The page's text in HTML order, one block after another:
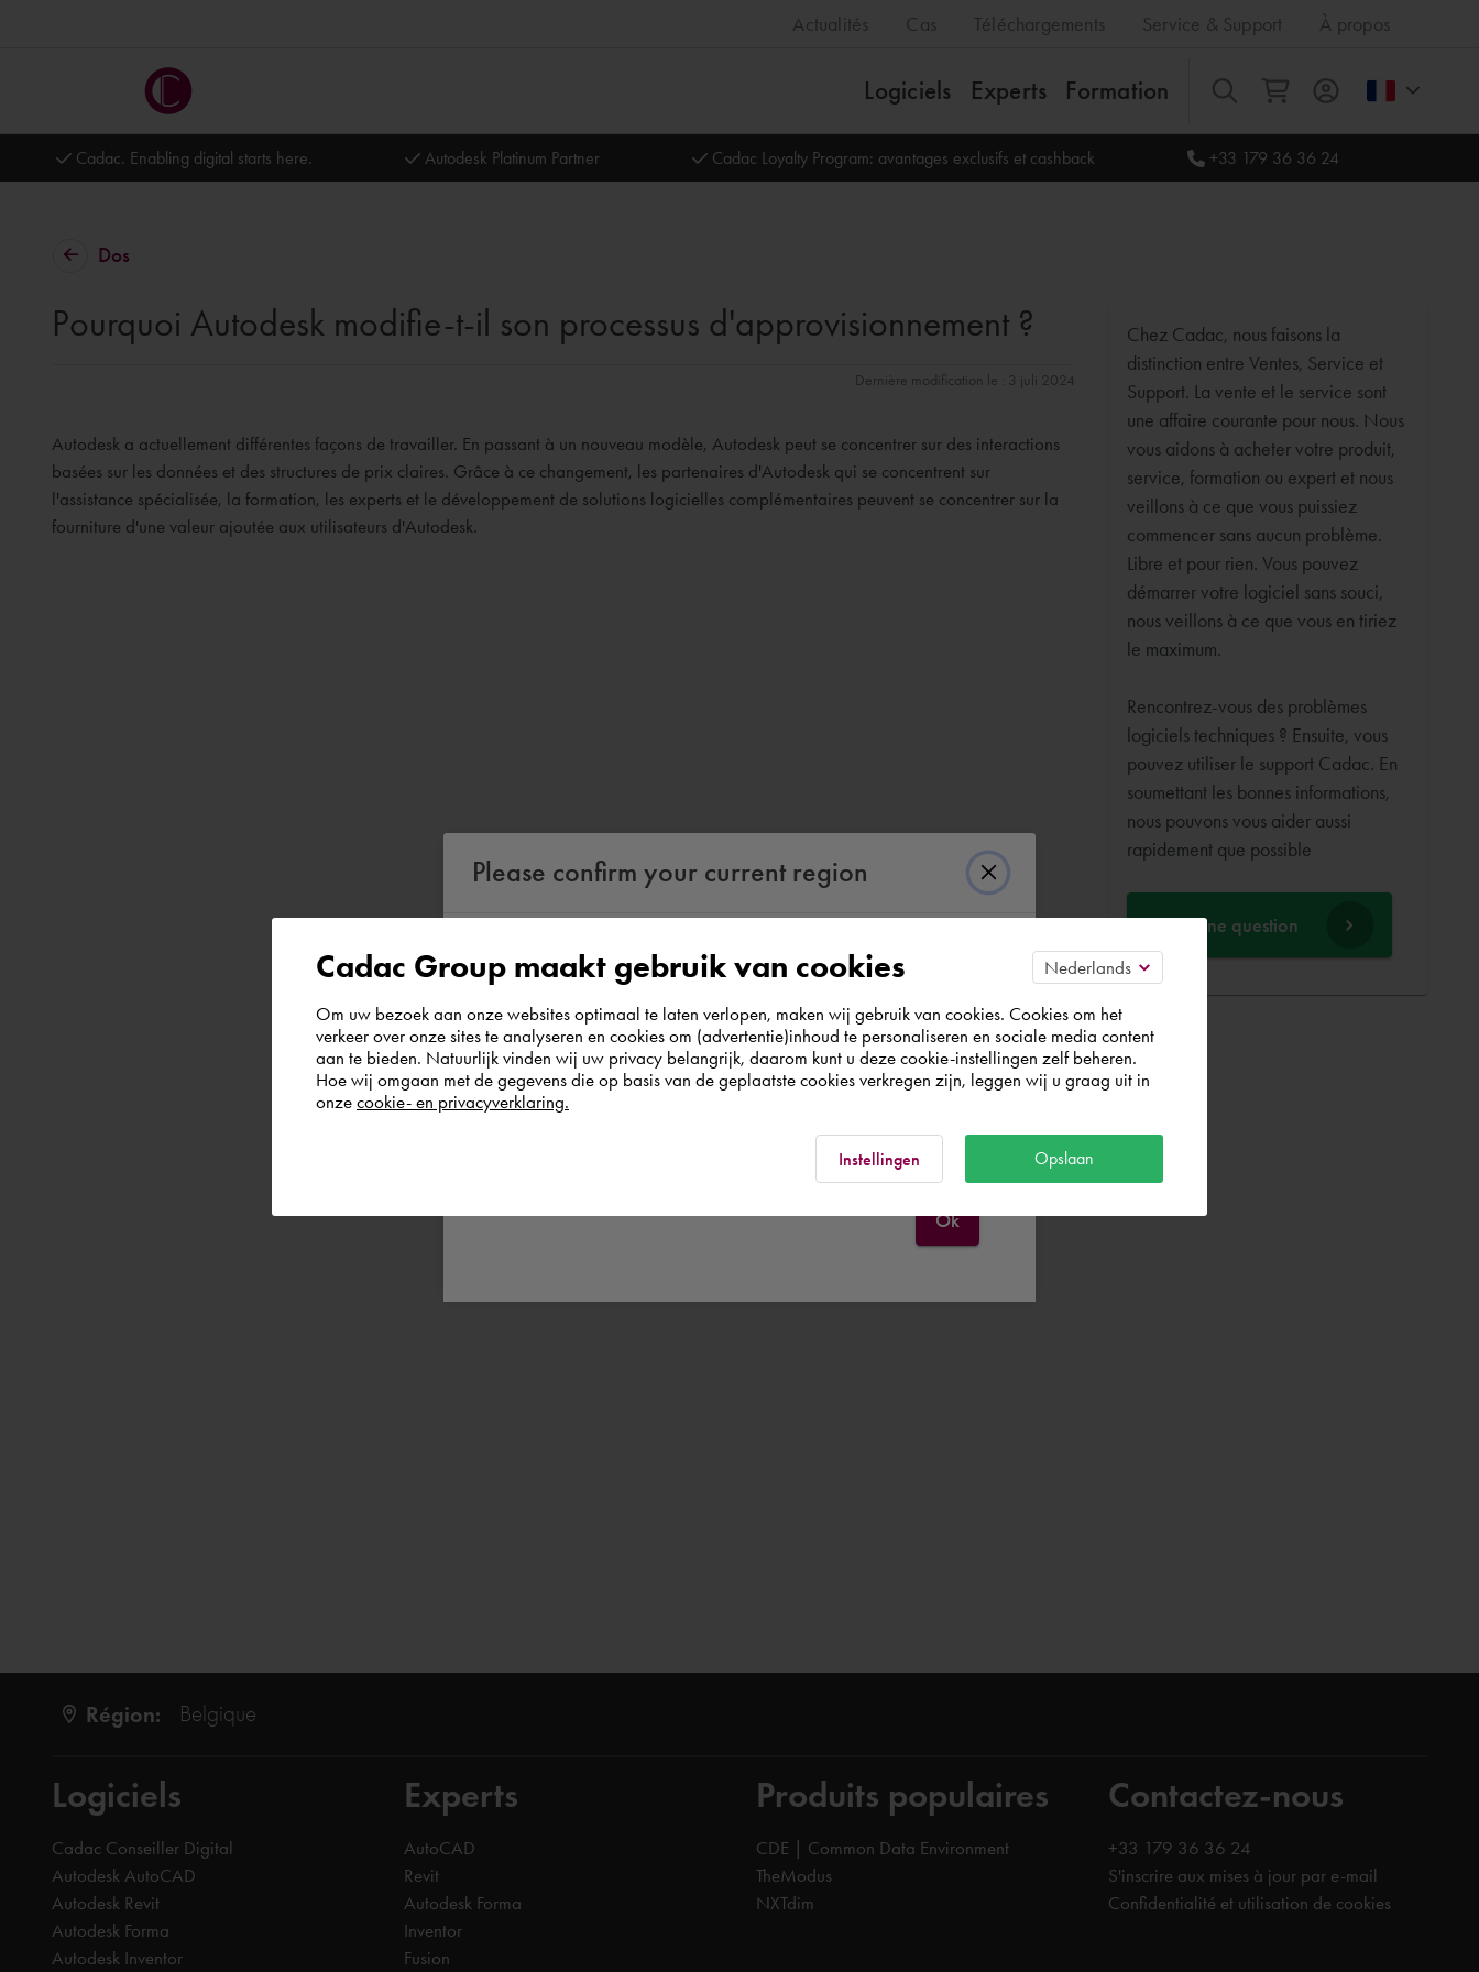
Actualités Cas Téléchargements Service & Support À propos
Logiciels Experts Formation Tout
Cadac. Enabling digital starts here. Autodesk Platinum Partner Cadac Loyalty Program: avantages exclusifs et cashback +33 179 36 36 24
Dos
Pourquoi Autodesk modifie-t-il son processus d'approvisionnement ?
Dernière modification le : 3 juli 2024
Autodesk a actuellement différentes façons de travailler. En passant à un nouveau modèle, Autodesk peut se concentrer sur des interactions
basées sur les données et des structures de prix claires. Grâce à ce changement, les partenaires d'Autodesk qui se concentrent sur
l'assistance spécialisée, la formation, les experts et le développement de solutions logicielles complémentaires peuvent se concentrer sur la
fourniture d'une valeur ajoutée aux utilisateurs d'Autodesk.
Chez Cadac, nous faisons la
distinction entre Ventes, Service et
Support. La vente et le service sont
une affaire courante pour nous. Nous
vous aidons à acheter votre produit,
service, formation ou expert et nous
veillons à ce que vous puissiez
commencer sans aucun problème.
Libre et pour rien. Vous pouvez
démarrer votre logiciel sans souci,
nous veillons à ce que vous en tiriez
le maximum.
Rencontrez-vous des problèmes
logiciels techniques ? Ensuite, vous
pouvez utiliser le support Cadac. En
soumettant les bonnes informations,
nous pouvons vous aider aussi
rapidement que possible
Posez une question
Région: Belgique
Logiciels
Cadac Conseiller Digital
Autodesk AutoCAD
Autodesk Revit
Autodesk Forma
Autodesk Inventor
Experts
AutoCAD
Revit
Autodesk Forma
Inventor
Fusion
Produits populaires
CDE | Common Data Environment
TheModus
NXTdim
Contactez-nous
+33 179 36 36 24
S'inscrire aux mises à jour par e-mail
Confidentialité et utilisation de cookies
Please confirm your current region
According to us you are situated in Rest of the
world. Please confirm in which country you
wish to shop.
Ok
Cadac Group maakt gebruik van cookies
Om uw bezoek aan onze websites optimaal te laten verlopen, maken wij gebruik van cookies. Cookies om het
verkeer over onze sites te analyseren en cookies om (advertentie)inhoud te personaliseren en sociale media content
aan te bieden. Natuurlijk vinden wij uw privacy belangrijk, daarom kunt u deze cookie-instellingen zelf beheren.
Hoe wij omgaan met de gegevens die op basis van de geplaatste cookies verkregen zijn, leggen wij u graag uit in
onze cookie- en privacyverklaring.
Instellingen Opslaan